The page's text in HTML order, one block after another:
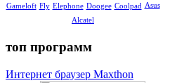
Gameloft Fly Elephone Doogee Coolpad Asus
Alcatel
топ программ
Интернет браузер Maxthon